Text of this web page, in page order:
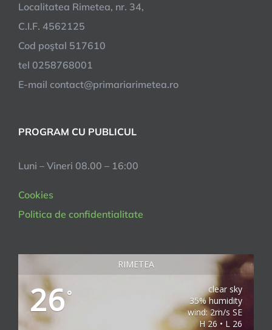
Localitatea Rimetea, nr. 34,
C.I.F. 4562125
Cod poştal 517610
tel 0258768001
E-mail contact@primariarimetea.ro
PROGRAM CU PUBLICUL
Luni – Vineri 08.00 – 16:00
Cookies
Politica de confidentialitate
RIMETEA
26°
clear sky
35% humidity
wind: 2m/s SE
H 26 • L 26